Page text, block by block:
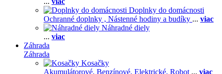
Doplnky do domácnosti
Ochranné doplnky , Nástenné hodiny a budíky ... viac
Náhradné diely
... viac
Záhrada
Záhrada
Kosačky
Akumulátorové, Benzínové, Elektrické, Robot ... viac